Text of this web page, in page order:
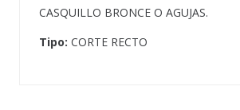
CASQUILLO BRONCE O AGUJAS.
Tipo: CORTE RECTO